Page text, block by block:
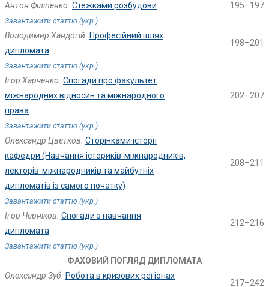
Антон Філіпенко. Стежками розбудови 195–197
Завантажити статтю (укр.)
Володимир Хандогій. Професійний шлях
дипломата
198–201
Завантажити статтю (укр.)
Ігор Харченко. Спогади про факультет
міжнародних відносин та міжнародного
права
202–207
Завантажити статтю (укр.)
Олександр Цвєтков. Сторінками історії
кафедри (Навчання істориків-міжнародників,
лекторів-міжнародників та майбутніх
дипломатів із самого початку)
208–211
Завантажити статтю (укр.)
Ігор Черніков. Спогади з навчання
дипломата
212–216
Завантажити статтю (укр.)
ФАХОВИЙ ПОГЛЯД ДИПЛОМАТА
Олександр Зуб. Робота в кризових регіонах
217–242